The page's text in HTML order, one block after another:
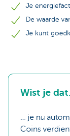
Je
De waarde
Je kunt
Wist je
… je nu
Coins